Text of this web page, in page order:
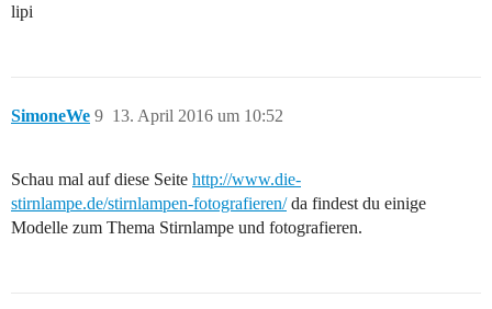
lipi
SimoneWe 13. April 2016 um 10:52
9
Schau mal auf diese Seite http://www.die-
stirnlampe.de/stirnlampen-fotografieren/da findest du einige
Modelle zum Thema Stirnlampe und fotografieren.